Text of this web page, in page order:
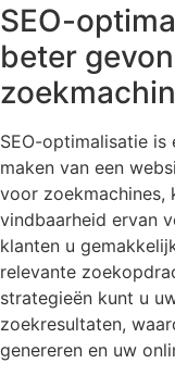
SEO-
beter
SEO-optimalisatie
maken van een
voor zoekmachines,
vindbaarheid ervan
klanten u
relevante
strategieën kunt u
zoekresultaten,
genereren en uw